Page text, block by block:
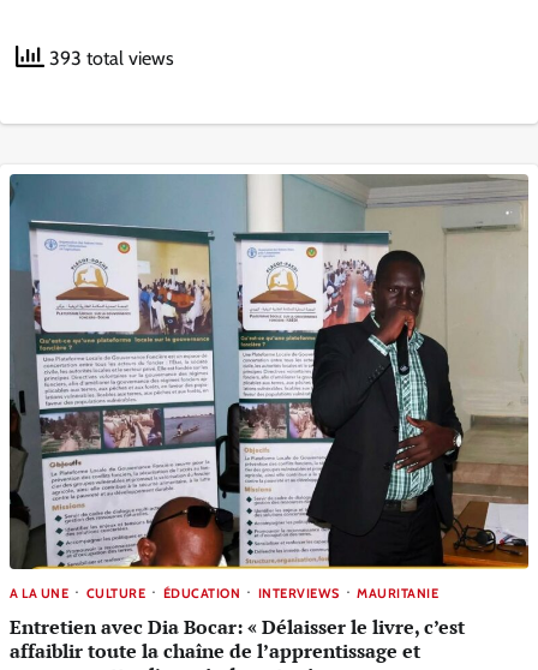
393 total views
A LA UNE CULTURE ÉDUCATION INTERVIEWS MAURITANIE
Entretien avec Dia Bocar: « Délaisser le livre, c’est
affaiblir toute la chaîne de l’apprentissage et